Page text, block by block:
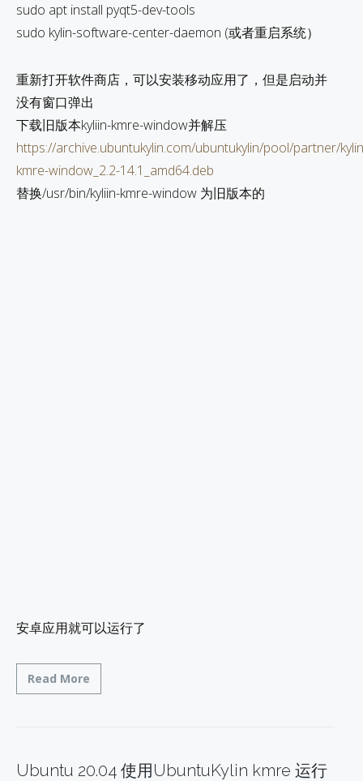
sudo apt install pyqt5-dev-tools
sudo kylin-software-center-daemon (或者重启系统）
重新打开软件商店，可以安装移动应用了，但是启动并
没有窗口弹出
下载旧版本kyliin-kmre-window并解压
https://archive.ubuntukylin.com/ubuntukylin/pool/partner/
kmre-window_2.2-14.1_amd64.deb
替换/usr/bin/kyliin-kmre-window 为旧版本的
安卓应用就可以运行了
Read More
Ubuntu 20.04 使用UbuntuKylin kmre 运行